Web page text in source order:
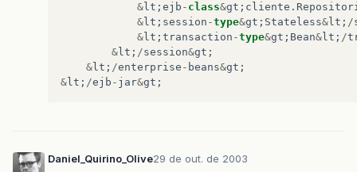
& lt ; ejb - class&gt ; cliente .
& lt ; session -type&gt ; Stateless& lt ; /
& lt ; transaction -type&gt ; Bean& lt ; /
& lt ; /session&gt ;
& lt ; /enterprise - beans&gt ;
& lt ; /ejb - jar&gt ;
Daniel_Quirino_Olive29 de out. de 2003